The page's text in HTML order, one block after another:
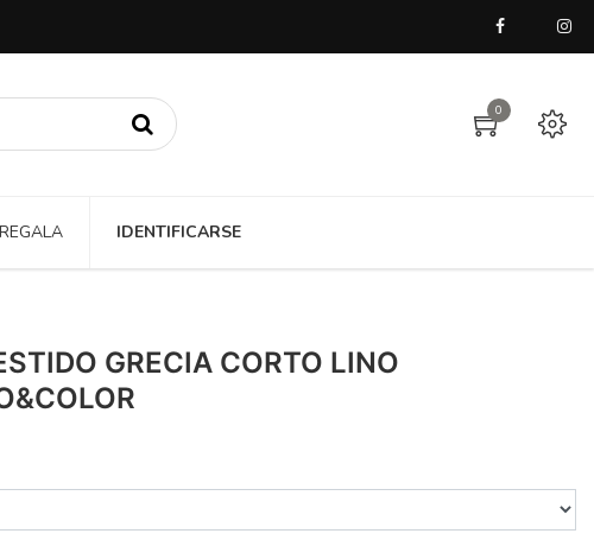
0
IDENTIFICARSE
GRECIA CORTO LINO